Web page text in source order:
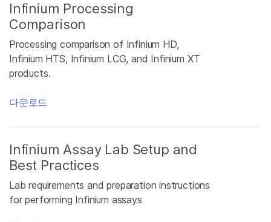
Infinium Processing
Comparison
Processing comparison of Infinium HD,
Infinium HTS, Infinium LCG, and Infinium XT
products.
다운로드
Infinium Assay Lab Setup and
Best Practices
Lab requirements and preparation instructions
for performing Infinium assays